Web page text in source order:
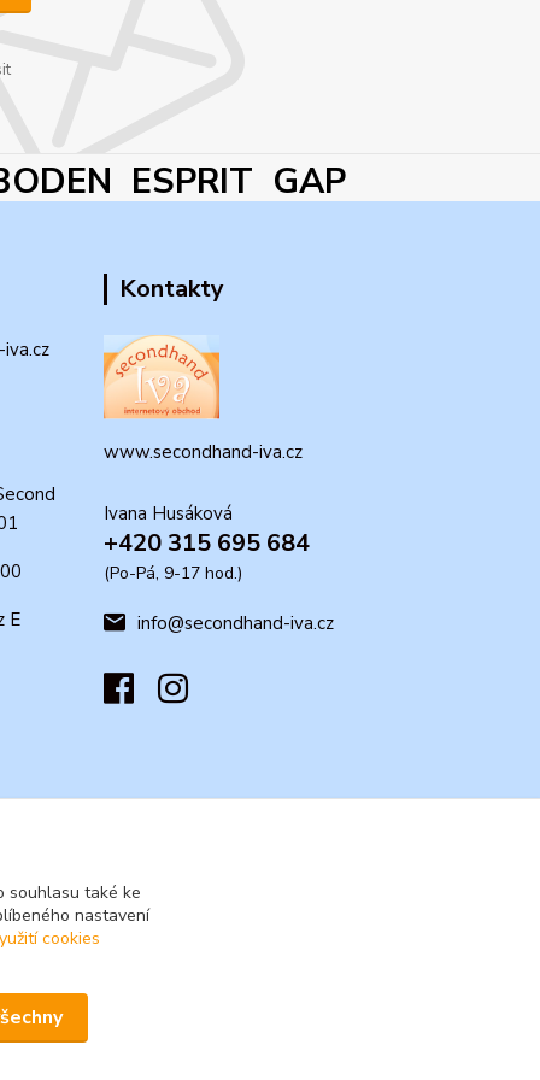
ESPRIT GAP
E
Kontakty
www.secondhand-iva.cz
Ivana Husáková
+420 315 695 684
(Po-Pá, 9-17 hod.)
info@secondhand-iva.cz
souhlasu také ke
nastavení
cookies